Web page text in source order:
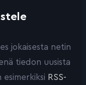
jokaisesta netin
tiedon uusista
RSS-